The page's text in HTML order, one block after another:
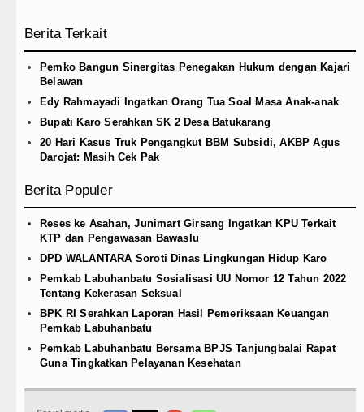
Berita Terkait
Pemko Bangun Sinergitas Penegakan Hukum dengan Kajari
Belawan
Edy Rahmayadi Ingatkan Orang Tua Soal Masa Anak-anak
Bupati Karo Serahkan SK 2 Desa Batukarang
20 Hari Kasus Truk Pengangkut BBM Subsidi, AKBP Agus
Darojat: Masih Cek Pak
Berita Populer
Reses ke Asahan, Junimart Girsang Ingatkan KPU Terkait
KTP dan Pengawasan Bawaslu
DPD WALANTARA Soroti Dinas Lingkungan Hidup Karo
Pemkab Labuhanbatu Sosialisasi UU Nomor 12 Tahun 2022
Tentang Kekerasan Seksual
BPK RI Serahkan Laporan Hasil Pemeriksaan Keuangan
Pemkab Labuhanbatu
Pemkab Labuhanbatu Bersama BPJS Tanjungbalai Rapat
Guna Tingkatkan Pelayanan Kesehatan